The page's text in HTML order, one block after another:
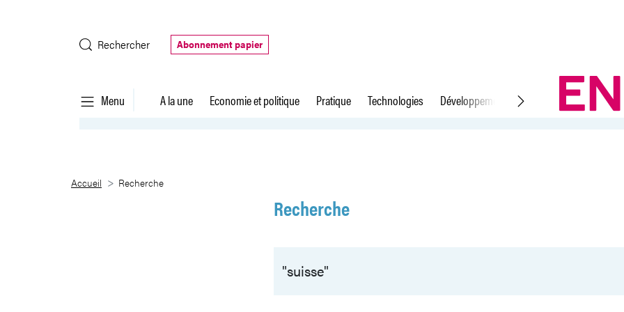
Rechercher
Abonnement papier
Menu A la une Economie et politique Pratique Technologies Développement durable Droit du travail
Recherche
Accueil Recherche
Recherche